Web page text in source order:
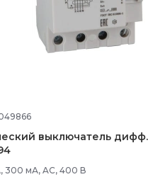
выключатель
300 мА, AC, 400 В